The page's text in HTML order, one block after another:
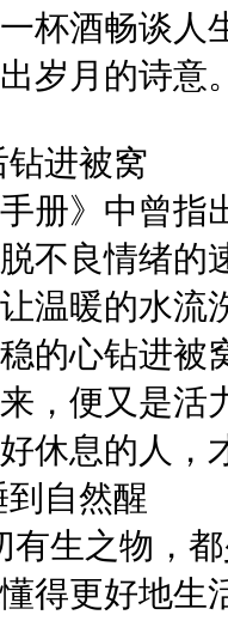
杯酒畅谈人
岁月的诗意
钻进被窝
册》中曾指
不良情绪的
温暖的水流
的心钻进被
，便又是活
休息的人，
到自然醒
有生之物，
得更好地生